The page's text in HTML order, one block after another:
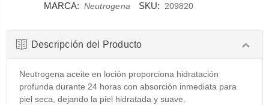
MARCA: Neutrogena SKU: 209820
Descripción del Producto
Neutrogena aceite en loción proporciona hidratación
profunda durante 24 horas con absorción inmediata para
piel seca, dejando la piel hidratada y suave.